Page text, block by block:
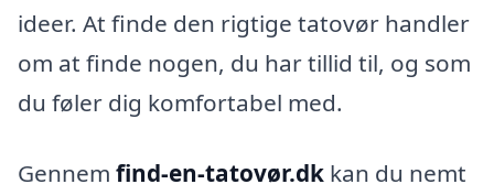
ideer. At finde den rigtige tatovør handler
om at finde nogen, du har tillid til, og som
du føler dig komfortabel med.
Gennem find-en-tatovør.dk kan du nemt